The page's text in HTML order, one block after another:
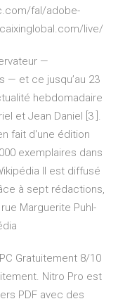
fal/adobe-
live/
—
— et ce jusqu’au 23
hebdomadaire
et Jean Daniel [3 ].
fait d'une édition
exemplaires dans
Il est diffusé
à sept rédactions,
Marguerite Puhl-
Gratuitement 8/10
Nitro Pro est
PDF avec des